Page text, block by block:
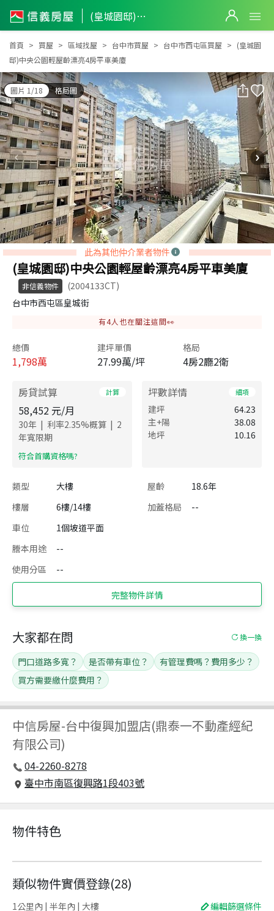
(皇城園邸)中央公園輕屋齡漂亮4房平車美廈
(皇城園邸)中央公園輕屋齡漂亮4房平車美廈
首頁 買屋 區域找屋 台中市買屋 台中市西屯區買屋
(皇城園
邸)中央公園輕屋齡漂亮4房平車美廈
圖片 1/18 格局圖
此為其他仲介業者物件
(皇城園邸)中央公園輕屋齡漂亮4房平車美廈
非信義物件
(2004133CT)
台中市西屯區皇城街
有4人也在關注這間👀
總價
1,798萬
建坪單價
27.99萬/坪
格局
4房2廳2衛
房貸試算 計算
58,452 元/月
30年 | 利率2.35%概算 | 2
年寬限期
​符合首購資格嗎?
坪數詳情 細項
建坪
64.23
主+陽
38.08
地坪
10.16
類型 大樓 屋齡
18.6年
樓層
6樓/14樓 加蓋格局
--
車位
1個坡道平面
謄本用途
--
使用分區
--
完整物件詳情
中信房屋-台中復興加盟店(鼎泰一不動產經紀
有限公司)
04-2260-8278
臺中市南區復興路1段403號
大家都在問 換一換
門口道路多寬？ 是否帶有車位？
有管理費嗎？費用多少？
買方需要繳什麼費用？
物件特色
類似物件實價登錄(28)
1公里內 | 半年內 | 大樓 編輯篩選條件